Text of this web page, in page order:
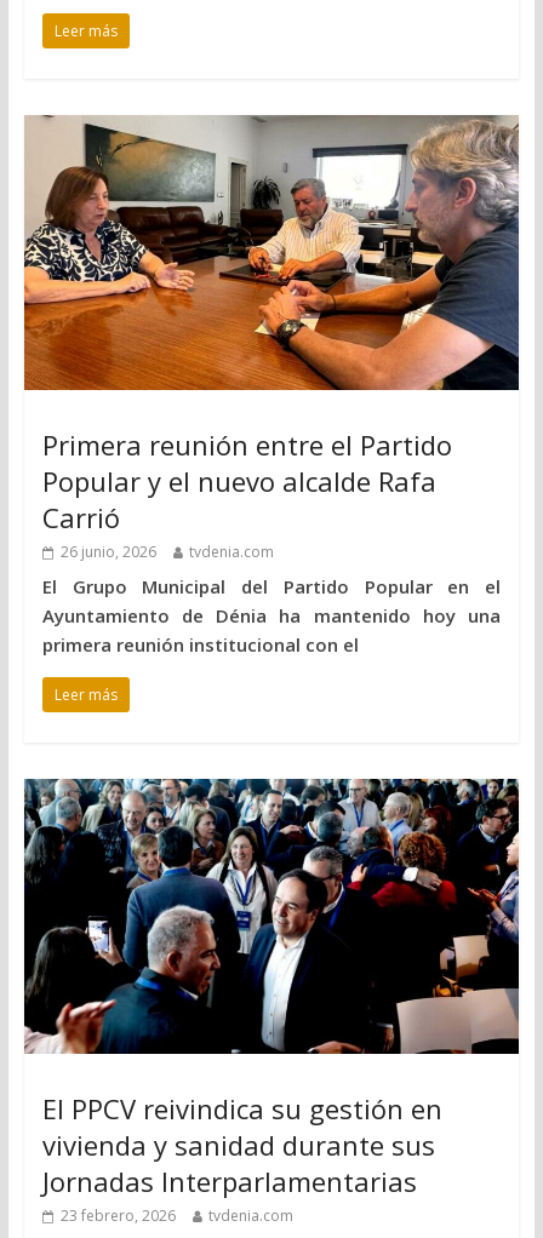
Leer más
Primera reunión entre el Partido
Popular y el nuevo alcalde Rafa
Carrió
26 junio, 2026 tvdenia.com
El Grupo Municipal del Partido Popular en el
Ayuntamiento de Dénia ha mantenido hoy una
primera reunión institucional con el
Leer más
El PPCV reivindica su gestión en
vivienda y sanidad durante sus
Jornadas Interparlamentarias
23 febrero, 2026 tvdenia.com